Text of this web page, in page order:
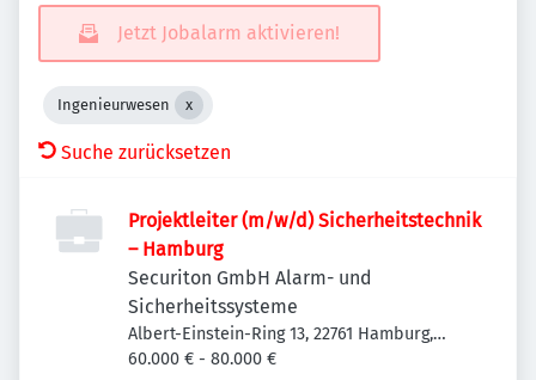
Jetzt Jobalarm aktivieren!
Ingenieurwesen
Suche zurücksetzen
Projektleiter (m/w/d) Sicherheitstechnik
– Hamburg
Securiton GmbH Alarm- und
Sicherheitssysteme
Albert-Einstein-Ring 13, 22761 Hamburg,
Deutschland
60.000 € - 80.000 €